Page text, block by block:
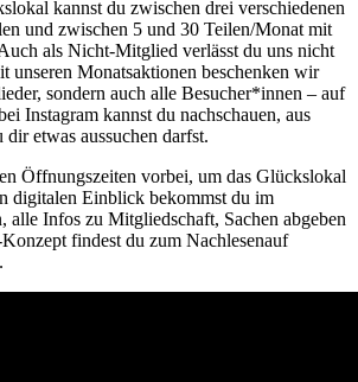
kannst du zwischen drei verschiedenen
und zwischen 5 und 30 Teilen/Monat mit
als Nicht-Mitglied verlässt du uns nicht
unseren Monatsaktionen beschenken wir
sondern auch alle Besucher*innen – auf
Instagram kannst du nachschauen, aus
etwas aussuchen darfst.
Öffnungszeiten vorbei, um das Glückslokal
digitalen Einblick bekommst du im
alle Infos zu Mitgliedschaft, Sachen abgeben
findest du zum Nachlesenauf
.